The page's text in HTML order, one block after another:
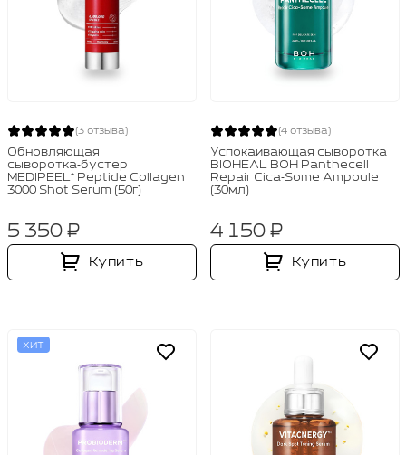
(3 отзыва)
Обновляющая
сыворотка‑бустер
MEDIPEEL⁺ Peptide Collagen
3000 Shot Serum (50г)
5 350 ₽
Купить
(4 отзыва)
Успокаивающая сыворотка
BIOHEAL BOH Panthecell
Repair Cica‑Some Ampoule
(30мл)
4 150 ₽
Купить
ХИТ